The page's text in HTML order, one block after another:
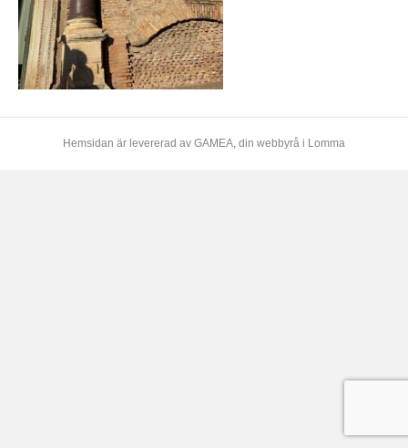
Hemsidan är levererad av GAMEA, din webbyrå i Lomma